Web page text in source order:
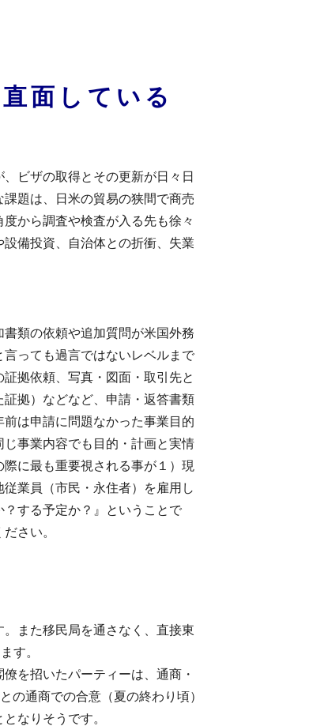
面している
ビザの取得とその更新が日々日
題は、日米の貿易の狭間で商売
から調査や検査が入る先も徐々
備投資、自治体との折衝、失業
類の依頼や追加質問が米国外務
っても過言ではないレベルまで
拠依頼、写真・図面・取引先と
拠）などなど、申請・返答書類
は申請に問題なかった事業目的
事業内容でも目的・計画と実情
に最も重要視される事が１）現
業員（市民・永住者）を雇用し
する予定か？』ということで
さい。
また移民局を通さなく、直接東
す。
を招いたパーティーは、通商・
の通商での合意（夏の終わり頃）
なりそうです。